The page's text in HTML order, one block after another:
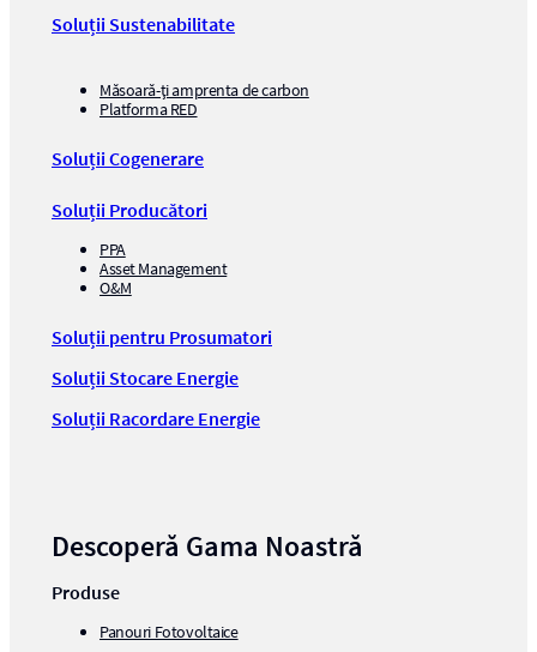
Soluții Sustenabilitate
Măsoară-ți amprenta de carbon
Platforma RED
Soluții Cogenerare
Soluții Producători
PPA
Asset Management
O&M
Soluții pentru Prosumatori
Soluții Stocare Energie
Soluții Racordare Energie
Descoperă Gama Noastră
Produse
Panouri Fotovoltaice